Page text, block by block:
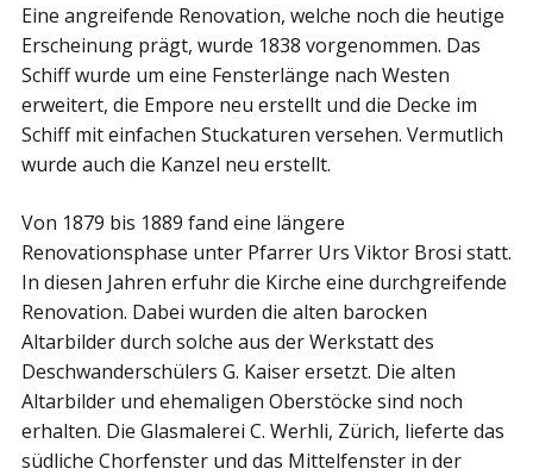
Eine angreifende Renovation, welche noch die heutige
Erscheinung prägt, wurde 1838 vorgenommen. Das
Schiff wurde um eine Fensterlänge nach Westen
erweitert, die Empore neu erstellt und die Decke im
Schiff mit einfachen Stuckaturen versehen. Vermutlich
wurde auch die Kanzel neu erstellt.
Von 1879 bis 1889 fand eine längere
Renovationsphase unter Pfarrer Urs Viktor Brosi statt.
In diesen Jahren erfuhr die Kirche eine durchgreifende
Renovation. Dabei wurden die alten barocken
Altarbilder durch solche aus der Werkstatt des
Deschwanderschülers G. Kaiser ersetzt. Die alten
Altarbilder und ehemaligen Oberstöcke sind noch
erhalten. Die Glasmalerei C. Werhli, Zürich, lieferte das
südliche Chorfenster und das Mittelfenster in der